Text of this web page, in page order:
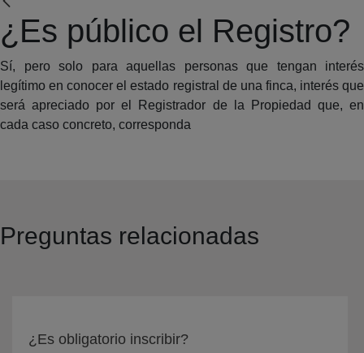
¿Es público el Registro?
Sí, pero solo para aquellas personas que tengan interés
legítimo en conocer el estado registral de una finca, interés que
será apreciado por el Registrador de la Propiedad que, en
cada caso concreto, corresponda
Preguntas relacionadas
¿Es obligatorio inscribir?